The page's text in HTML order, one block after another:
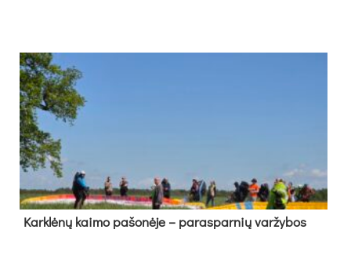
Kark­lė­nų kai­mo pa­šo­nė­je – pa­ras­par­nių var­žy­bos